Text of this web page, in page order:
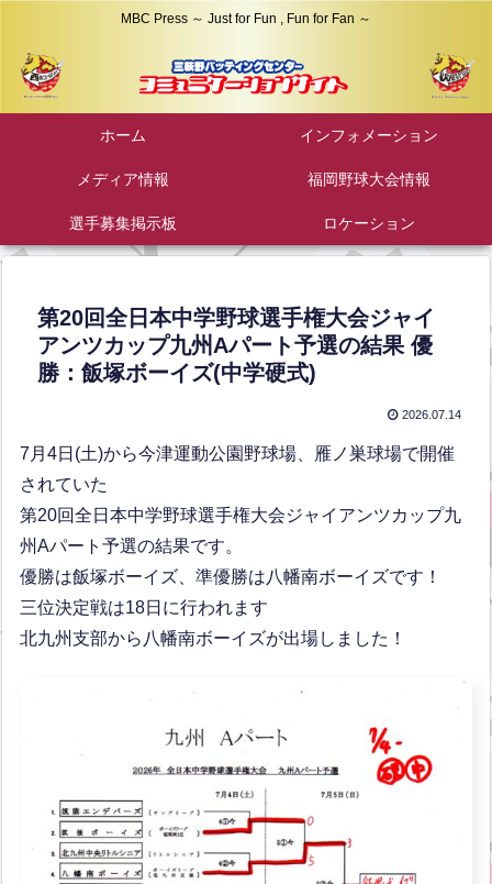
MBC Press ～ Just for Fun , Fun for Fan ～
ホーム インフォメーション
メディア情報 福岡野球大会情報
選手募集掲示板 ロケーション
第20回全日本中学野球選手権大会ジャイ
アンツカップ九州Aパート予選の結果 優
勝：飯塚ボーイズ(中学硬式)
2026.07.14
7月4日(土)から今津運動公園野球場、雁ノ巣球場で開催
されていた
第20回全日本中学野球選手権大会ジャイアンツカップ九
州Aパート予選の結果です。
優勝は飯塚ボーイズ、準優勝は八幡南ボーイズです！
三位決定戦は18日に行われます
北九州支部から八幡南ボーイズが出場しました！